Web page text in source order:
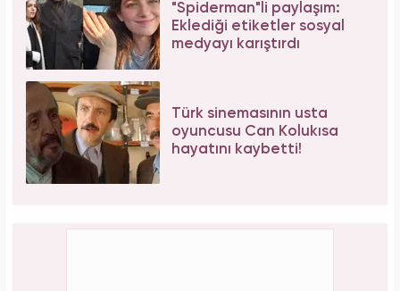
"Spiderman"li paylaşım:
Eklediği etiketler sosyal
medyayı karıştırdı
Türk sinemasının usta
oyuncusu Can Kolukısa
hayatını kaybetti!